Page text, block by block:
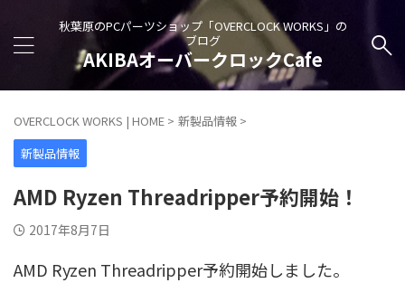
秋葉原のPCパーツショップ「OVERCLOCK WORKS」の
ブログ
AKIBAオーバークロックCafe
OVERCLOCK WORKS | HOME > 新製品情報 >
新製品情報
AMD Ryzen Threadripper予約開始！
2017年8月7日
AMD Ryzen Threadripper予約開始しました。